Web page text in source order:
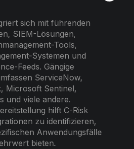
sich mit führenden
SIEM-Lösungen,
Tools,
Systemen und
Feeds. Gängige
ServiceNow,
Microsoft Sentinel,
und viele andere.
hilft C-Risk
zu identifizieren,
Anwendungsfälle
bieten.